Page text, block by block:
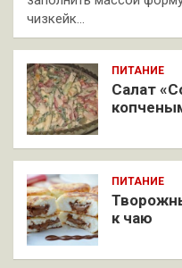
чизкейк…
ПИТАНИЕ
Салат
ПИТАНИЕ
к чаю